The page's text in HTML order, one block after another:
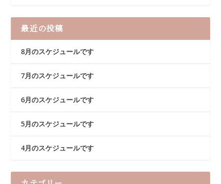
最近の投稿
8月のスケジュールです
7月のスケジュールです
6月のスケジュールです
5月のスケジュールです
4月のスケジュールです